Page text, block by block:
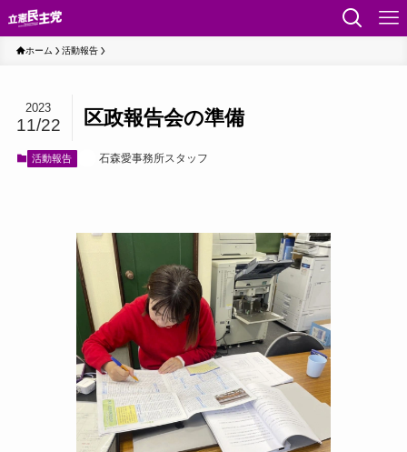
ホーム 活動報告
区政報告会の準備
2023
11/22
活動報告 石森愛事務所スタッフ